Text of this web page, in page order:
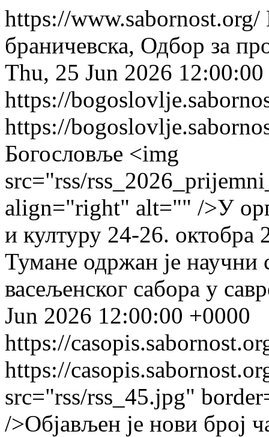
https://www.sabornost.org/
браничевска, Одбор за
Thu, 25 Jun 2026
https://
https://
Богословље <img
src="rss/
align="right" alt="" />У
и културу 24-26. октобра
Тумане одржан је научни
васељенског сабора у
Jun 2026 12:00:00 +0000
https://
https://
src="rss/rss_45.jpg"
/>Објављен је нови број